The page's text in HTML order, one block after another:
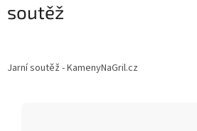
soutěž
Jarní soutěž - KamenyNaGril.cz